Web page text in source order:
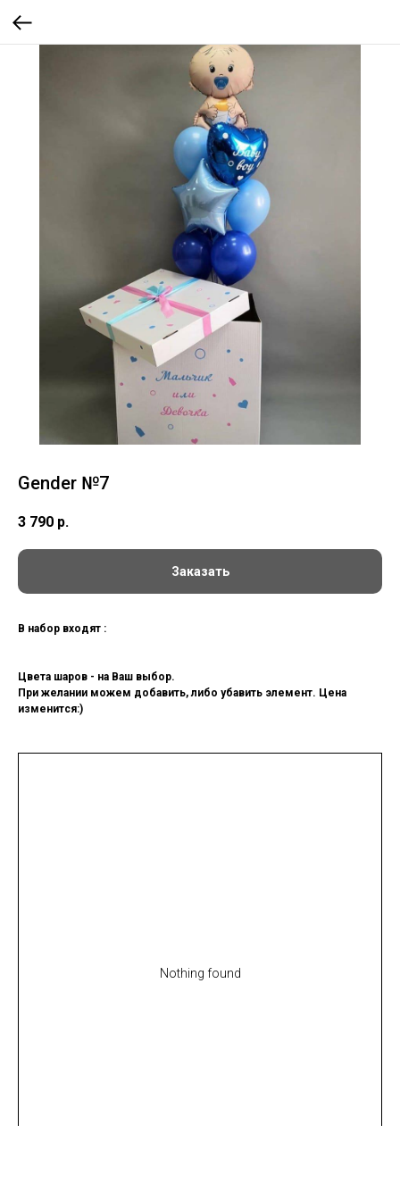
Gender №7
3 790 р.
Заказать
В набор входят :
Цвета шаров - на Ваш выбор.
При желании можем добавить, либо убавить элемент. Цена
изменится:)
Nothing found